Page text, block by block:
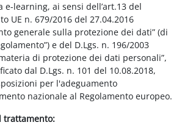
e-learning, ai sensi dell’art.13 del
UE n. 679/2016 del 27.04.2016
generale sulla protezione dei dati” (di
e del D.Lgs. n. 196/2003
di protezione dei dati personali”,
dal D.Lgs. n. 101 del 10.08.2018,
per l'adeguamento
nazionale al Regolamento europeo.
trattamento: